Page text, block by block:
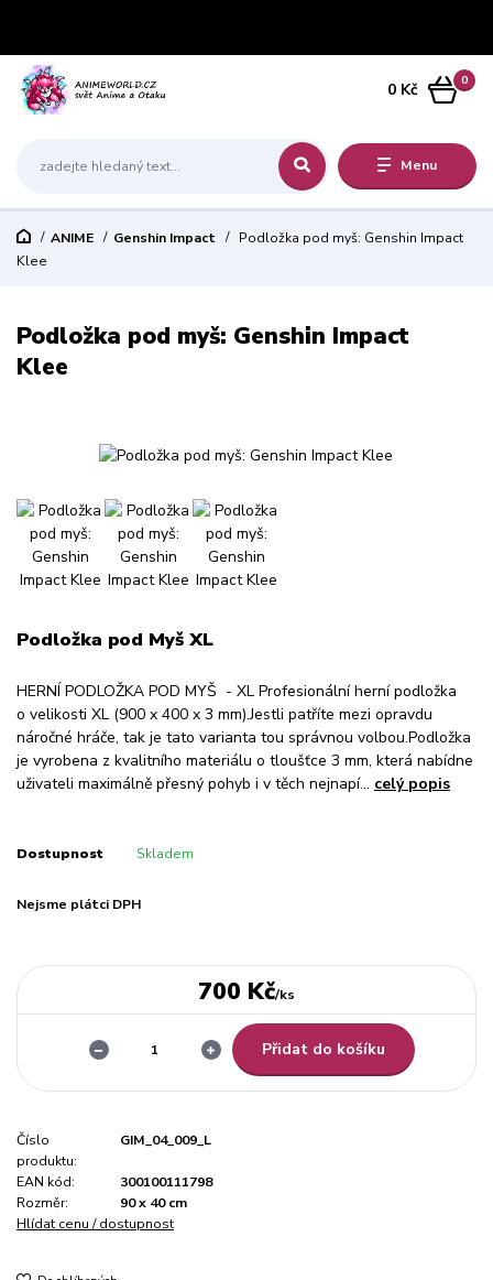
Menu
0
0 Kč
ANIME Genshin Impact
Podložka pod myš: Genshin Impact
Klee
Podložka pod myš: Genshin Impact
Klee
Podložka pod Myš XL
HERNÍ PODLOŽKA POD MYŠ - XL Profesionální herní podložka
o velikosti XL (900 x 400 x 3 mm).Jestli patříte mezi opravdu
náročné hráče, tak je tato varianta tou správnou volbou.Podložka
je vyrobena z kvalitního materiálu o tloušťce 3 mm, která nabídne
uživateli maximálně přesný pohyb i v těch nejnapí... celý popis
Dostupnost Skladem
Nejsme plátci DPH
700 Kč/ks
Přidat do košíku
Číslo
produktu:
GIM_04_009_L
EAN kód:
300100111798
Rozměr:
90 x 40 cm
Hlídat cenu / dostupnost